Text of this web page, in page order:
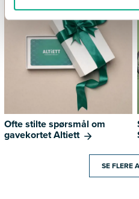
Ofte stilte spørsmål om
gavekortet Altiett
SE FLERE